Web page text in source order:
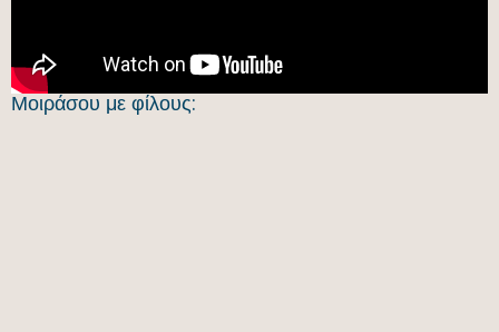
Μοιράσου με φίλους: